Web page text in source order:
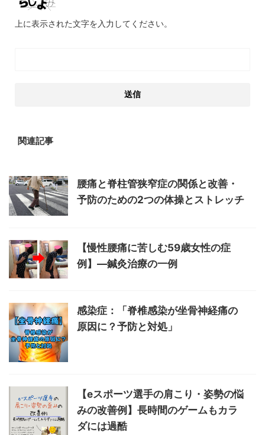
上に表示された文字を入力してください。
関連記事
腰痛と脊柱管狭窄症の関係と改善・
予防のための2つの体操とストレッチ
【慢性腰痛に苦しむ59歳女性の症
例】—鍼灸治療の一例
感染症：「脊椎感染が坐骨神経痛の
原因に？予防と対処」
【eスポーツ選手の肩こり・姿勢の悩
みの改善例】長時間のゲームもカラ
ダには過酷